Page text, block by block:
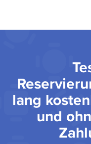
lang
und